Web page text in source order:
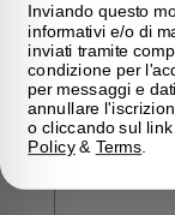
Inviando questo
informativi e/o di
inviati tramite
condizione per
per messaggi e
annullare
o cliccando sul
Policy& Terms